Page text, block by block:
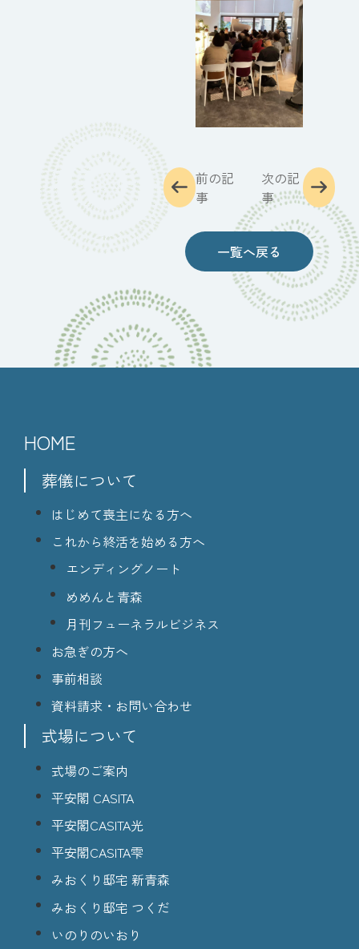
前の記
事
一覧へ戻る
次の記
事
HOME
葬儀について
はじめて喪主になる方へ
これから終活を始める方へ
エンディングノート
めめんと青森
月刊フューネラルビジネス
お急ぎの方へ
事前相談
資料請求・お問い合わせ
式場について
式場のご案内
平安閣 CASITA
平安閣CASITA光
平安閣CASITA雫
みおくり邸宅 新青森
みおくり邸宅 つくだ
いのりのいおり